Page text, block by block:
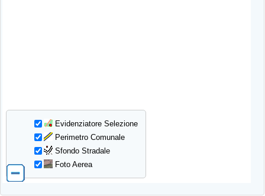
Evidenziatore Selezione
Perimetro Comunale
Sfondo Stradale
Foto Aerea